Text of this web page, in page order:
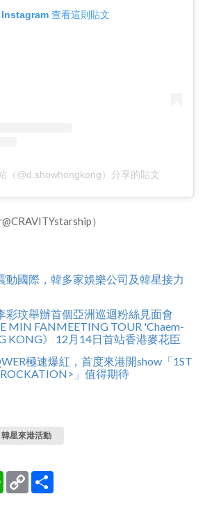
查看這則貼文
（@d.showhongkong）分享的貼文
）
動國際，韓多家娛樂公司及韓星接力
彩玟舉辦首個亞洲巡迴粉絲見面會
MIN FANMEETING TOUR 'Chaem-
KONG》 12月14日首站香港麥花臣
極速爆紅，首度來港開show「1ST
」值得期待
韓星來港活動
WhatsApp
Copy
Link